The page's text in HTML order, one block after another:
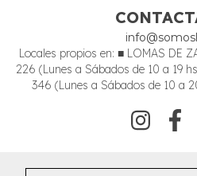
Locales propios en: ■ LOMAS DE
226 (Lunes a Sábados de 10 a 19
346 (Lunes a Sábados de 10 a